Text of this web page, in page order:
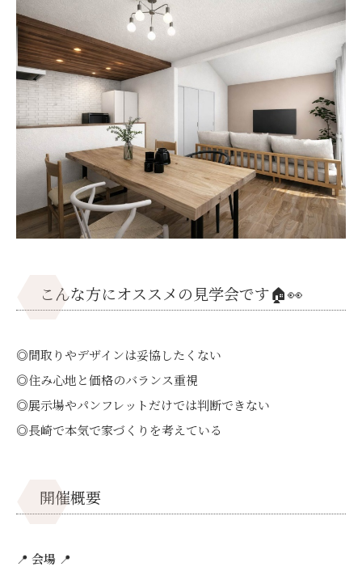
こんな方にオススメの見学会です🏠👀
◎間取りやデザインは妥協したくない
◎住み心地と価格のバランス重視
◎展示場やパンフレットだけでは判断できない
◎長崎で本気で家づくりを考えている
開催概要
📍 会場 📍